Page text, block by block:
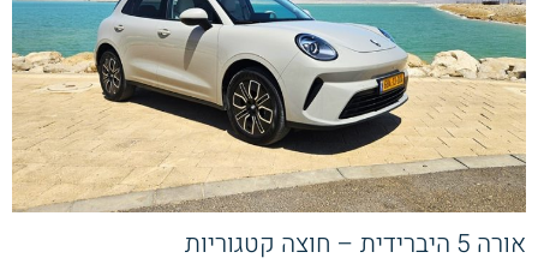
אורה 5 היברידית – חוצה קטגוריות